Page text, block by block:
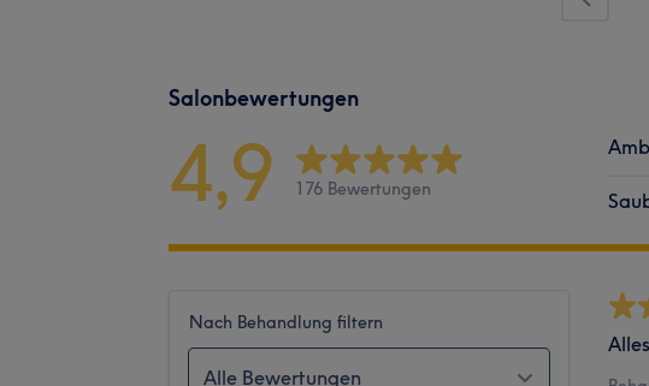
Salonbewertungen
4,9 176 Bewertungen
Nach Behandlung filtern
Alle Bewertungen